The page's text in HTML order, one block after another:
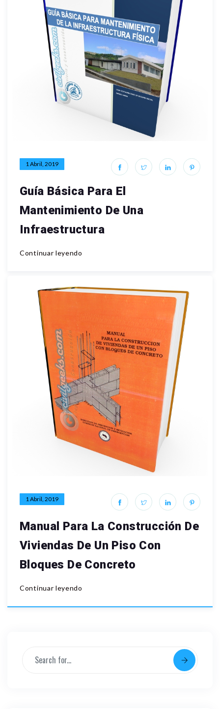
1 Abril, 2019
Guía Básica Para El
Mantenimiento De Una
Infraestructura
Continuar leyendo
1 Abril, 2019
Manual Para La Construcción De
Viviendas De Un Piso Con
Bloques De Concreto
Continuar leyendo